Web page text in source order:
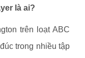
là ai?
trên loạt ABC
trong nhiều tập